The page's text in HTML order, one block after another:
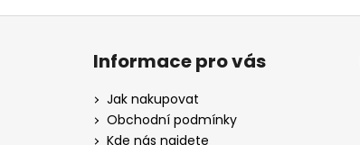
Informace pro vás
Jak nakupovat
Obchodní podmínky
Kde nás najdete